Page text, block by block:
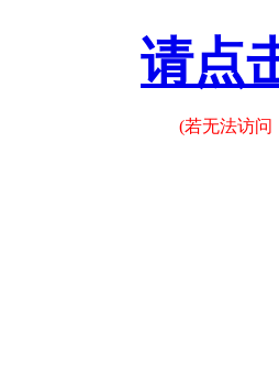
请点
(若无法访问